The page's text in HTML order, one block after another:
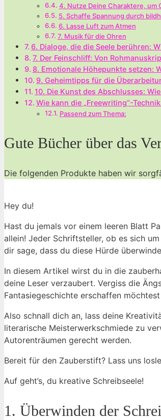
4. Nutze Deine Charaktere, um
5. Schaffe Spannung durch
6. Lasse ⁢Luft zum‍ Atmen
7. Musik für‍ die Ohren
6. Dialoge, die ​die ⁢Seele berühren:
7. Der Feinschliff: Von
8. Emotionale Höhepunkte setzen:
9. Geheimtipps⁢ für die
10. Die Kunst⁤ des Abschlusses:
Wie kann die „Freewriting“-
Passend zum Thema:
Gute ​Bücher über das
Die ⁣folgenden ‍Produkte haben wir
Hey ​du!
Hast du jemals vor einem leeren Blatt
allein! Jeder Schriftsteller, ⁢ob es sich
dir sage, dass‍ du diese Hürde
In diesem Artikel wirst​ du ⁢in‌ die
deine Leser verzaubert. Vergiss die
Fantasiegeschichte erschaffen
Also schnall dich an, lass ⁤deine
‍literarische Meisterwerkschmiede ⁢zu
Autorenträumen gerecht werden.
Bereit für den Zauberstift? Lass uns‌
Auf geht’s, du kreative ‌Schreibseele!
1. Überwinden ‌der